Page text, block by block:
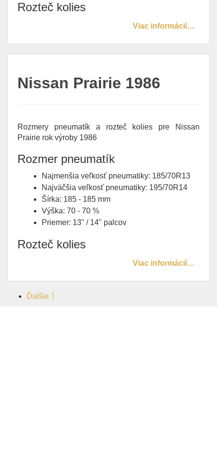
Rozteč kolies
Viac informácií…
Nissan Prairie 1986
Rozmery pneumatík a rozteč kolies pre Nissan
Prairie rok výroby 1986
Rozmer pneumatík
Najmenšia veľkosť pneumatiky: 185/70R13
Najväčšia veľkosť pneumatiky: 195/70R14
Šírka: 185 - 185 mm
Výška: 70 - 70 %
Priemer: 13" / 14" palcov
Rozteč kolies
Viac informácií…
Ďalšie 〉